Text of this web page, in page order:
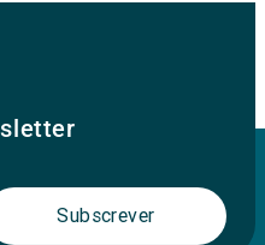
Subscrever